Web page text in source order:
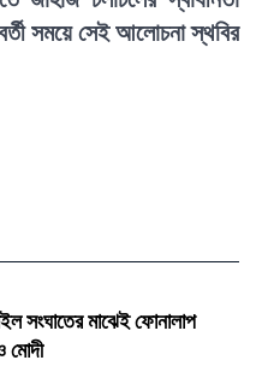
সময়ে সেই আলোচনা স্থবির
সংঘাতের মাঝেই ফোনালাপ
মোদী